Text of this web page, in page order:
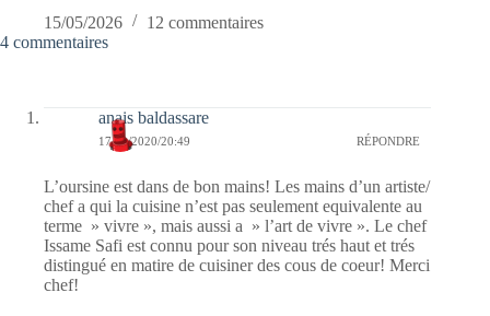
15/05/2026
12 commentaires
4 commentaires
anais baldassare
17/02/2020/20:49 RÉPONDRE
L’oursine est dans de bon mains! Les mains d’un artiste/
chef a qui la cuisine n’est pas seulement equivalente au
terme » vivre », mais aussi a » l’art de vivre ». Le chef
Issame Safi est connu pour son niveau trés haut et trés
distingué en matire de cuisiner des cous de coeur! Merci
chef!